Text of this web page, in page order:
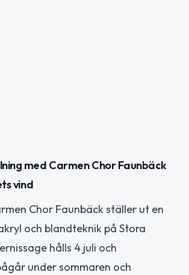
med Carmen Chor Faunbäck
vind
Chor Faunbäck ställer ut en
och blandteknik på Stora
hålls 4 juli och
under sommaren och